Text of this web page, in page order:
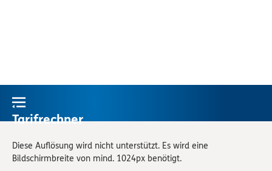
Tarifrechner
Diese Auflösung wird nicht unterstützt. Es wird eine
Bildschirmbreite von mind. 1024px benötigt.